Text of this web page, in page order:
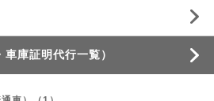
庫証明代行一覧）